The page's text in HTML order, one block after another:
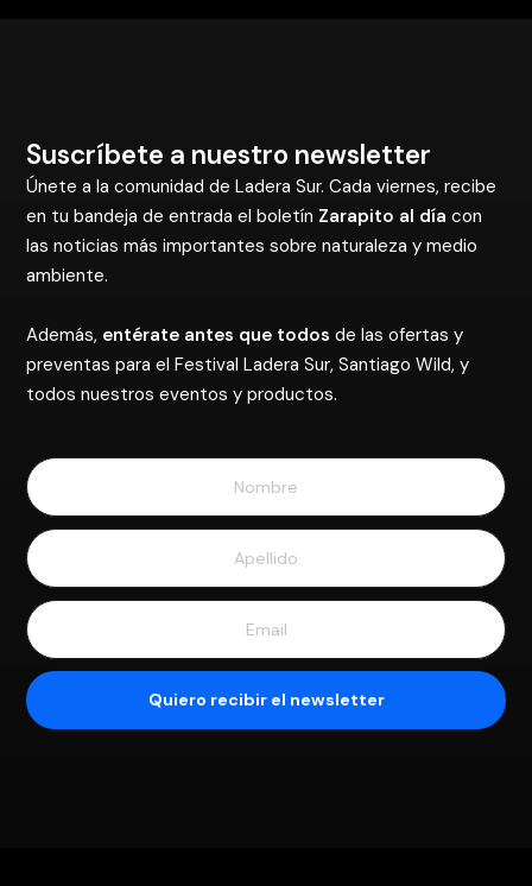
Suscríbete a nuestro newsletter
Únete a la comunidad de Ladera Sur. Cada viernes, recibe
en tu bandeja de entrada el boletín Zarapito al día con
las noticias más importantes sobre naturaleza y medio
ambiente.
Además, entérate antes que todos de las ofertas y
preventas para el Festival Ladera Sur, Santiago Wild, y
todos nuestros eventos y productos.